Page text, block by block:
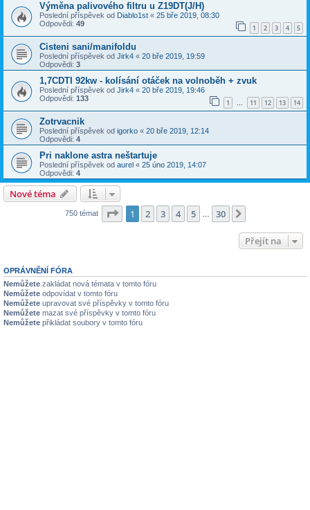
Výměna palivového filtru u Z19DT(J/H)
Poslední příspěvek od Diablo1st « 25 bře 2019, 08:30
Odpovědi: 49 1 2 3 4 5
Cisteni sani/manifoldu
Poslední příspěvek od Jirk4 « 20 bře 2019, 19:59
Odpovědi: 3
1,7CDTI 92kw - kolísání otáček na volnoběh + zvuk
Poslední příspěvek od Jirk4 « 20 bře 2019, 19:46
Odpovědi: 133 1 … 11 12 13 14
Zotrvacnik
Poslední příspěvek od igorko « 20 bře 2019, 12:14
Odpovědi: 4
Pri naklone astra neštartuje
Poslední příspěvek od aurel « 25 úno 2019, 14:07
Odpovědi: 4
Nové téma
750 témat Stránka z 30
1 2 3 4 5 30
Přejít na
OPRÁVNĚNÍ FÓRA
Nemůžete zakládat nová témata v tomto fóru
Nemůžete odpovídat v tomto fóru
Nemůžete upravovat své příspěvky v tomto fóru
Nemůžete mazat své příspěvky v tomto fóru
Nemůžete přikládat soubory v tomto fóru